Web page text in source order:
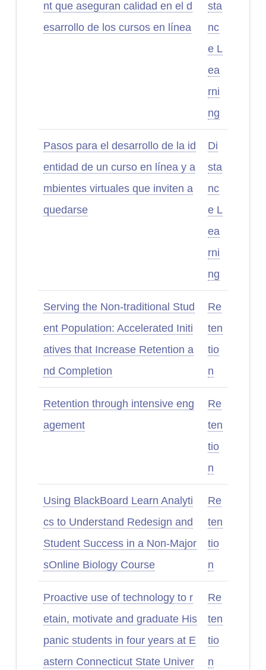
nt que aseguran calidad en el d
esarrollo de los cursos en línea
sta
nc
e L
ea
rni
ng
Pasos para el desarrollo de la id
entidad de un curso en línea y a
mbientes virtuales que inviten a
quedarse
Di
sta
nc
e L
ea
rni
ng
Serving the Non-traditional Stud
ent Population: Accelerated Initi
atives that Increase Retention a
nd Completion
Re
ten
tio
n
Retention through intensive eng
agement
Re
ten
tio
n
Using BlackBoard Learn Analyti
cs to Understand Redesign and
Student Success in a Non-Major
sOnline Biology Course
Re
ten
tio
n
Proactive use of technology to r
etain, motivate and graduate His
panic students in four years at E
astern Connecticut State Univer
Re
ten
tio
n